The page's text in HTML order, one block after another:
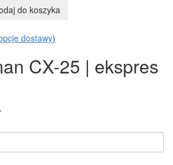
do koszyka
dostawy)
CX-25 | ekspres